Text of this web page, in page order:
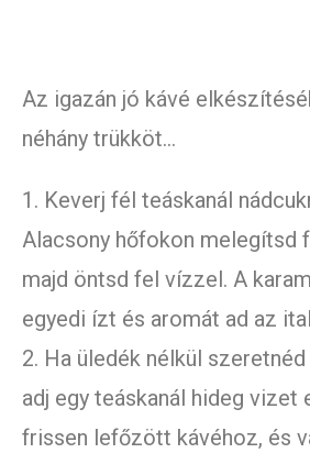
Az igazán jó kávé
néhány trükköt…
1. Keverj fél teáskanál
Alacsony hőfokon melegítsd
majd öntsd fel vízzel. A
egyedi ízt és aromát ad az
2. Ha üledék nélkül
adj egy teáskanál hideg vizet
frissen lefőzött kávéhoz, és